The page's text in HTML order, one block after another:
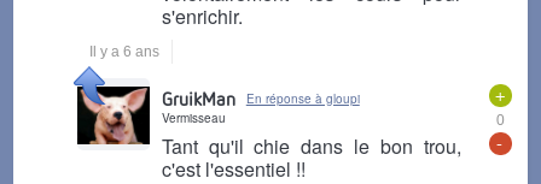
s'enrichir.
Il y a 6 ans
+
0
-
GruikMan
En réponse à gloupi
Vermisseau
Tant qu'il chie dans le bon trou,
c'est l'essentiel !!